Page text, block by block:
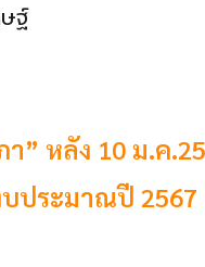
ฐ์
” หลัง 10 ม.ค
ประมาณปี 2567